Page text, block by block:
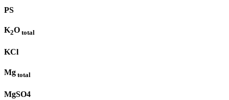
PS
K2O total
KCl
Mg total
MgSO4